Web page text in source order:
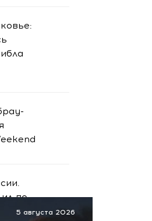
по
5 августа 2026